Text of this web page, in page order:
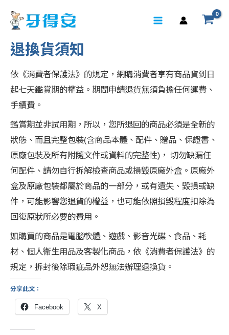
退換貨須知
依《消費者保護法》的規定，網購消費者享有商品貨到日
起七天鑑賞期的權益。期間申請退貨無須負擔任何運費、
手續費。
鑑賞期並非試用期，所以，您所退回的商品必須是全新的
狀態、而且完整包裝(含商品本體、配件、贈品、保證書、
原廠包裝及所有附隨文件或資料的完整性)， 切勿缺漏任
何配件、請勿自行拆解檢查商品或損毀原廠外盒。原廠外
盒及原廠包裝都屬於商品的一部分，或有遺失、毀損或缺
件，可能影響您退貨的權益，也可能依照損毀程度扣除為
回復原狀所必要的費用。
如購買的商品是電腦軟體、遊戲、影音光碟、食品、耗
材、個人衛生用品及客製化商品，依《消費者保護法》的
規定，拆封後除瑕疵品外恕無法辦理退換貨。
分享此文：
Facebook X